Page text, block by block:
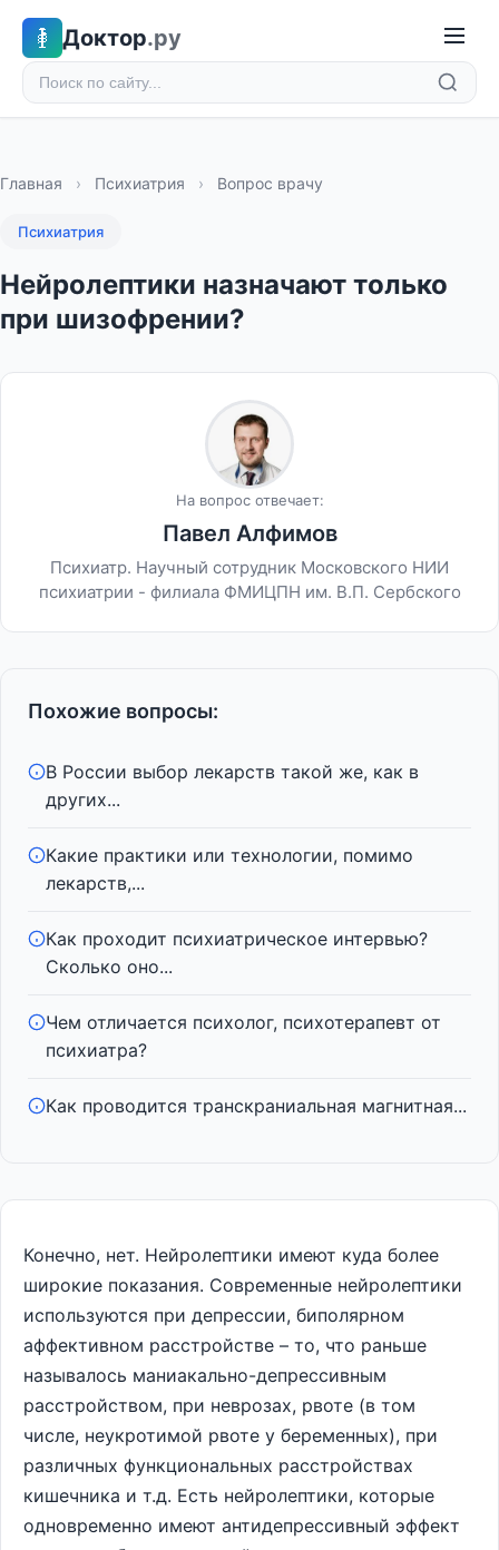
Доктор.ру
Главная › Психиатрия › Вопрос врачу
Психиатрия
Нейролептики назначают только
при шизофрении?
На вопрос отвечает:
Павел Алфимов
Психиатр. Научный сотрудник Московского НИИ
психиатрии - филиала ФМИЦПН им. В.П. Сербского
Похожие вопросы:
В России выбор лекарств такой же, как в
других...
Какие практики или технологии, помимо
лекарств,...
Как проходит психиатрическое интервью?
Сколько оно...
Чем отличается психолог, психотерапевт от
психиатра?
Как проводится транскраниальная магнитная...
Конечно, нет. Нейролептики имеют куда более
широкие показания. Современные нейролептики
используются при депрессии, биполярном
аффективном расстройстве – то, что раньше
называлось маниакально-депрессивным
расстройством, при неврозах, рвоте (в том
числе, неукротимой рвоте у беременных), при
различных функциональных расстройствах
кишечника и т.д. Есть нейролептики, которые
одновременно имеют антидепрессивный эффект